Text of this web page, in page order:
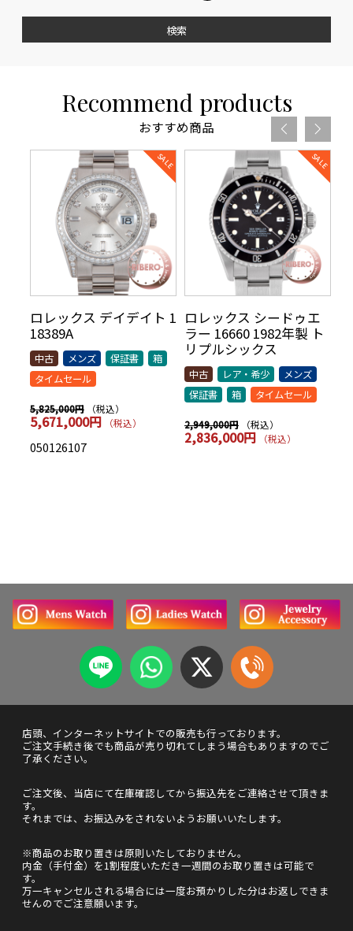
検索
Recommend products
おすすめ商品
ロレックス デイデイト 1
18389A
中古 メンズ 保証書
箱
タイムセール
5,825,000円 （税込）
5,671,000円 （税込）
050126107
ロレックス シードゥエ
ラー 16660 1982年製 ト
リプルシックス
中古 レア・希少
メンズ
保証書
箱 タイムセール
2,949,000円 （税込）
2,836,000円 （税込）
店頭、インターネットサイトでの販売も行っております。
ご注文手続き後でも商品が売り切れてしまう場合もありますのでご
了承ください。
ご注文後、当店にて在庫確認してから振込先をご連絡させて頂きま
す。
それまでは、お振込みをされないようお願いいたします。
※商品のお取り置きは原則いたしておりません。
内金（手付金）を1割程度いただき一週間のお取り置きは可能で
す。
万一キャンセルされる場合には一度お預かりした分はお返しできま
せんのでご注意願います。